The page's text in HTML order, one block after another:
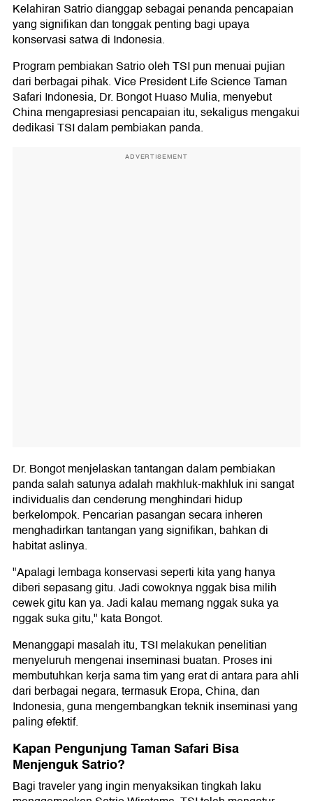
Kelahiran Satrio dianggap sebagai penanda pencapaian
yang signifikan dan tonggak penting bagi upaya
konservasi satwa di Indonesia.
Program pembiakan Satrio oleh TSI pun menuai pujian
dari berbagai pihak. Vice President Life Science Taman
Safari Indonesia, Dr. Bongot Huaso Mulia, menyebut
China mengapresiasi pencapaian itu, sekaligus mengakui
dedikasi TSI dalam pembiakan panda.
ADVERTISEMENT
Dr. Bongot menjelaskan tantangan dalam pembiakan
panda salah satunya adalah makhluk-makhluk ini sangat
individualis dan cenderung menghindari hidup
berkelompok. Pencarian pasangan secara inheren
menghadirkan tantangan yang signifikan, bahkan di
habitat aslinya.
"Apalagi lembaga konservasi seperti kita yang hanya
diberi sepasang gitu. Jadi cowoknya nggak bisa milih
cewek gitu kan ya. Jadi kalau memang nggak suka ya
nggak suka gitu," kata Bongot.
Menanggapi masalah itu, TSI melakukan penelitian
menyeluruh mengenai inseminasi buatan. Proses ini
membutuhkan kerja sama tim yang erat di antara para ahli
dari berbagai negara, termasuk Eropa, China, dan
Indonesia, guna mengembangkan teknik inseminasi yang
paling efektif.
Kapan Pengunjung Taman Safari Bisa
Menjenguk Satrio?
Bagi traveler yang ingin menyaksikan tingkah laku